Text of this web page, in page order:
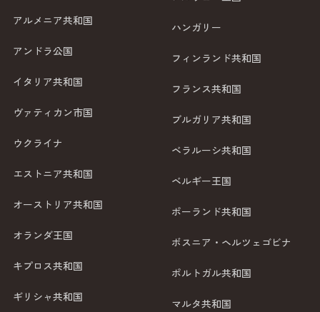
アルメニア共和国
アンドラ公国
イタリア共和国
ヴァティカン市国
ウクライナ
エストニア共和国
オーストリア共和国
オランダ王国
キプロス共和国
ギリシャ共和国
ハンガリー
フィンランド共和国
フランス共和国
ブルガリア共和国
ベラルーシ共和国
ベルギー王国
ポーランド共和国
ボスニア・ヘルツェゴビナ
ポルトガル共和国
マルタ共和国